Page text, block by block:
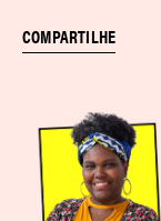
COMPARTILHE